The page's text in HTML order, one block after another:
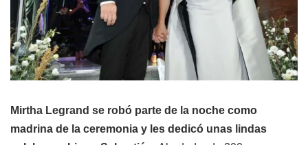
Mirtha Legrand se robó parte de la noche como
madrina de la ceremonia y les dedicó unas lindas